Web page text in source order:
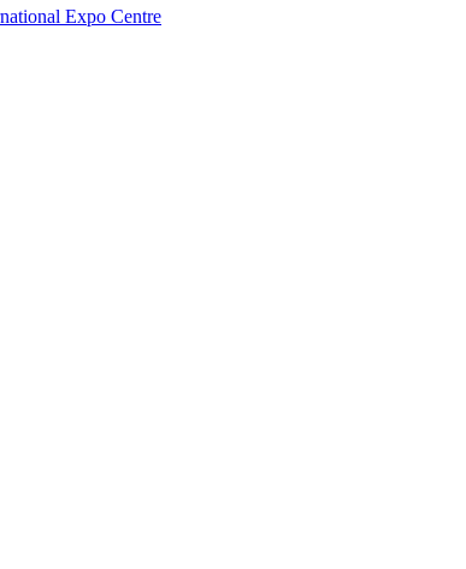
Expo Centre